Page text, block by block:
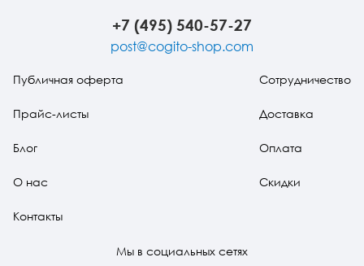
+7 (495) 540-57-27
post@cogito-shop.com
Публичная оферта
Прайс-листы
Блог
О нас
Контакты
Сотрудничество
Доставка
Оплата
Скидки
Мы в социальных сетях